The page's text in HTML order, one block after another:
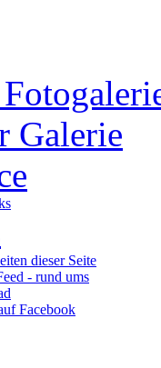
Galerie
dieser Seite
- rund ums
Facebook